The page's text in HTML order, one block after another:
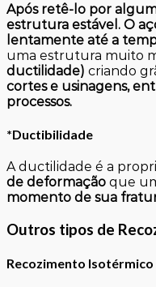
Após retê-lo por
estrutura estável. O
lentamente até a
uma estrutura muito
ductilidade) criando
cortes e usinagens,
processos.
*Ductibilidade
A ductilidade é a
de deformação que
momento de sua
Outros tipos de
Recozimento Isotérmico